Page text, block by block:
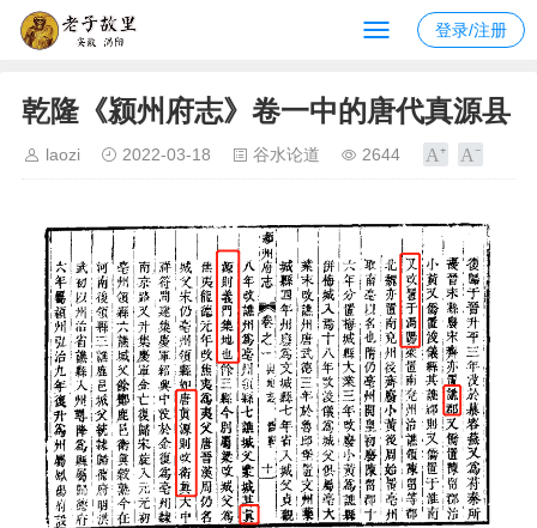
登录/注册
乾隆《颍州府志》卷一中的唐代真源县
laozi 2022-03-18 谷水论道 2644